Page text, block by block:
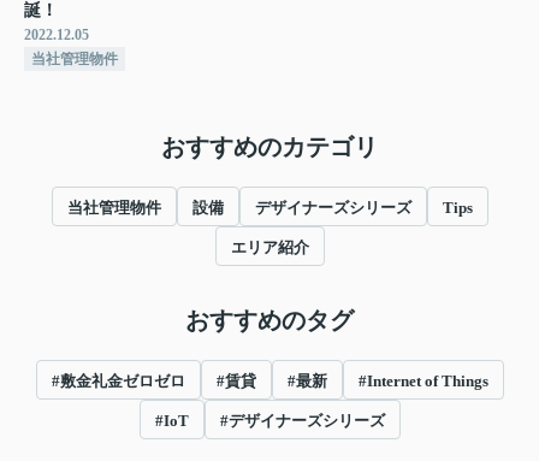
誕！
2022.12.05
当社管理物件
おすすめのカテゴリ
当社管理物件 設備 デザイナーズシリーズ Tips
エリア紹介
おすすめのタグ
#敷金礼金ゼロゼロ #賃貸 #最新 #Internet of Things
#IoT #デザイナーズシリーズ